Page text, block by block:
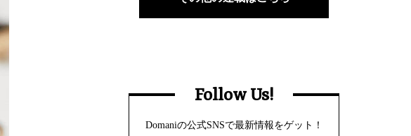
Follow Us!
Domaniの公式SNSで最新情報をゲット！